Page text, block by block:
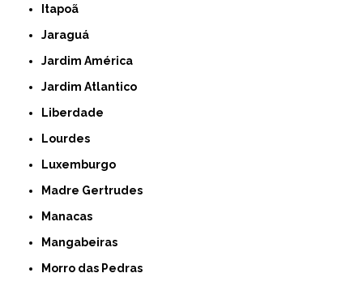
Itapoã
Jaraguá
Jardim América
Jardim Atlantico
Liberdade
Lourdes
Luxemburgo
Madre Gertrudes
Manacas
Mangabeiras
Morro das Pedras